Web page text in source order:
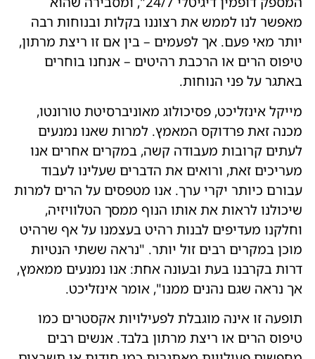
מאפשר לנו לממש את רצוננו בקלות ובנוחות רבה
יותר מאי פעם. אך לפעמים – בין אם זו ריצת מרתון,
טיפוס הרים או הרכבת רהיטים – אנחנו בוחרים
באתגר על פני הנוחות.
מייקל אינזליכט, פסיכולוג מאוניברסיטת טורונטו,
מכנה זאת פרדוקס המאמץ. למרות שאנו נמנעים
לעתים קרובות מעבודה קשה, במקרים אחרים אנו
מעריכים זאת, ורואים את הדברים שעלינו לעבוד
עבורם כיותר יקרי ערך. אנו מטפסים על הרים למרות
שיכולנו לראות את אותו הנוף ממסך הטלוויזיה,
וחלקנו מעדיפים לבנות רהיט בעצמנו על אף שרהיט
מוכן במקרים רבים זול יותר. "נראה ששתי הנטיות
דרות בקרבנו בעת ובעונה אחת: אנו נמנעים ממאמץ,
אך נראה שגם נהנים ממנו", אומר אינזליכט.
תופעה זו אינה מוגבלת לפעילויות אקסטרים כמו
טיפוס הרים או ריצת מרתון בלבד. אנשים רבים